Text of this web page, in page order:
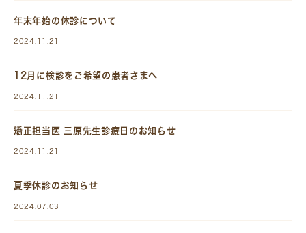
年末年始の休診について
2024.11.21
12月に検診をご希望の患者さまへ
2024.11.21
矯正担当医 三原先生診療日のお知らせ
2024.11.21
夏季休診のお知らせ
2024.07.03